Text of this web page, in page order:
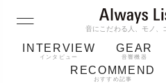
音にこだわる人、モノ、
INTERVIEW
インタビュー
GEAR
音響機器
RECOMMEND
おすすめ記事